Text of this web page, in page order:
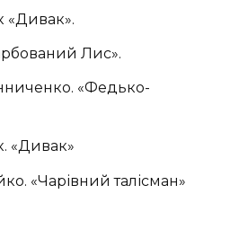
«Дивак».
Лис».
«Федько-
«Дивак»
«Чарівний талісман»